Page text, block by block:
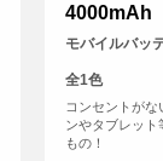
4000mAh
モバイルバッ
全1色
コンセントがな
ンやタブレット
もの！